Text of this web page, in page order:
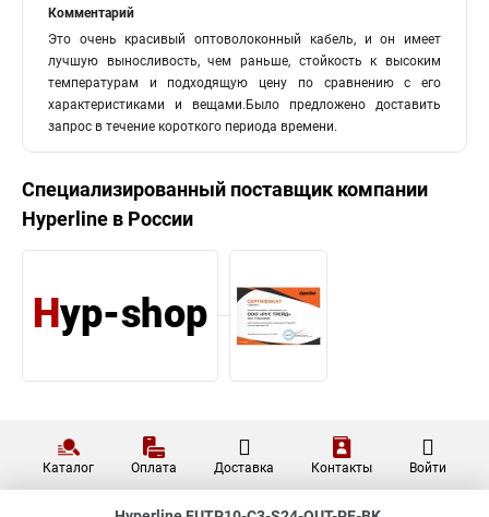
Комментарий
Это очень красивый оптоволоконный кабель, и он имеет
лучшую выносливость, чем раньше, стойкость к высоким
температурам и подходящую цену по сравнению с его
характеристиками и вещами.Было предложено доставить
запрос в течение короткого периода времени.
Специализированный поставщик компании
Hyperline в России
Каталог Оплата Доставка Контакты Войти